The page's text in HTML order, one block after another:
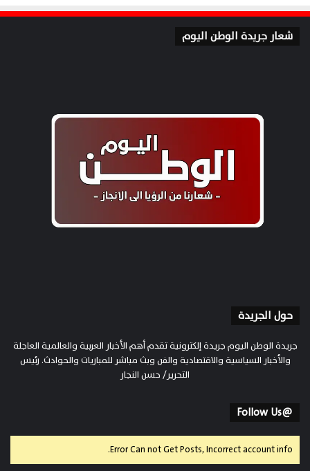
شعار جريدة الوطن اليوم
حول الجريدة
جريدة الوطن اليوم جريدة إلكترونية تقدم أهم الأخبار العربية والعالمية العاجلة
والأخبار السياسية والاقتصادية والفن وبث مباشر للمباريات والحوادث. رئيس
التحرير/ حسن النجار
@Follow Us
Error Can not Get Posts, Incorrect account info.